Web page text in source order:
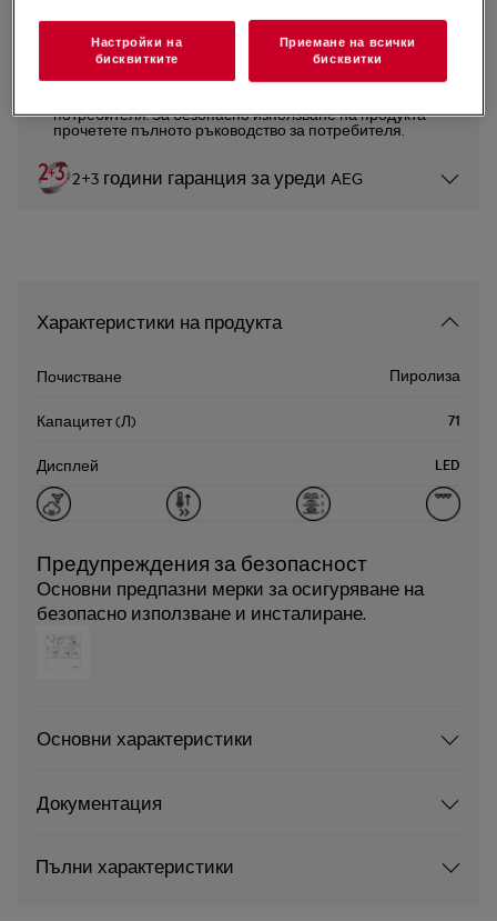
Инструкциите за безопасност и предупрежденията за
безопасност съгласно регламент на ЕС 2023/988 са
потребителя. За безопасно използване на продукта
прочетете пълното ръководство за потребителя.
2+3 години гаранция за уреди AEG
Характеристики на продукта
Почистване Пиролиза
Капацитет (Л) 71
Дисплей LED
Предупреждения за безопасност
Основни предпазни мерки за осигуряване на
безопасно използване и инсталиране.
Основни характеристики
Документация
Пълни характеристики
Настройки на
бисквитките
Приемане на всички
бисквитки